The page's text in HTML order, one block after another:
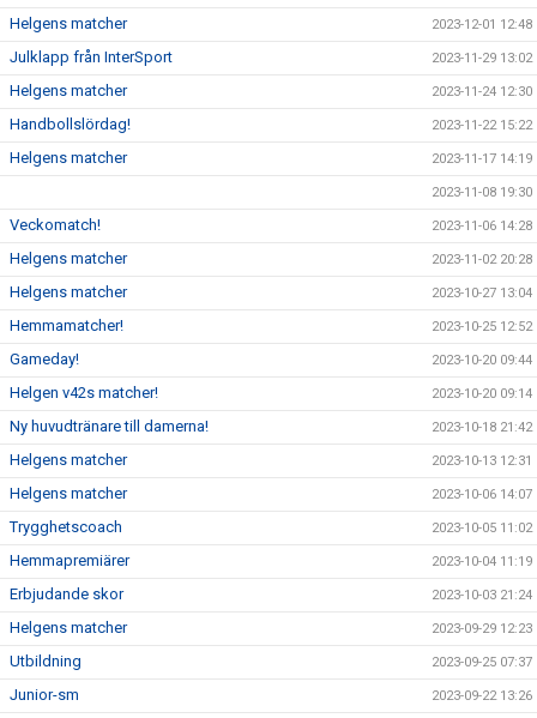
Helgens matcher 2023-12-01 12:48
Julklapp från InterSport 2023-11-29 13:02
Helgens matcher 2023-11-24 12:30
Handbollslördag! 2023-11-22 15:22
Helgens matcher 2023-11-17 14:19
2023-11-08 19:30
Veckomatch! 2023-11-06 14:28
Helgens matcher 2023-11-02 20:28
Helgens matcher 2023-10-27 13:04
Hemmamatcher! 2023-10-25 12:52
Gameday! 2023-10-20 09:44
Helgen v42s matcher! 2023-10-20 09:14
Ny huvudtränare till damerna! 2023-10-18 21:42
Helgens matcher 2023-10-13 12:31
Helgens matcher 2023-10-06 14:07
Trygghetscoach 2023-10-05 11:02
Hemmapremiärer 2023-10-04 11:19
Erbjudande skor 2023-10-03 21:24
Helgens matcher 2023-09-29 12:23
Utbildning 2023-09-25 07:37
Junior-sm 2023-09-22 13:26